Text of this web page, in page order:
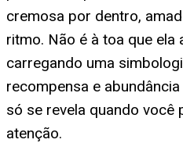
cremosa por dentro,
ritmo. Não é à toa que ela
carregando uma
recompensa e
só se revela quando você
atenção.